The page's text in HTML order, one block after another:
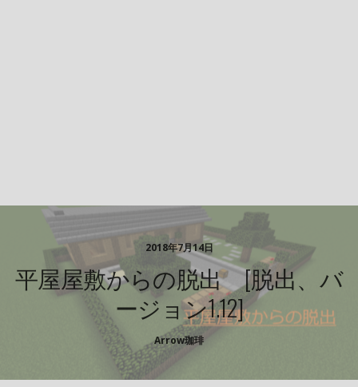
2018年7月14日
平屋屋敷からの脱出 [脱出、バ
ージョン1.12]
Arrow珈琲